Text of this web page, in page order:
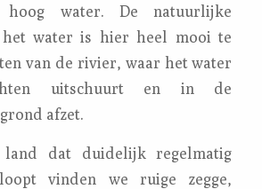
hoog water. De natuurlijke
het water is hier heel mooi te
van de rivier, waar het water
uitschuurt en in de
afzet.
dat duidelijk regelmatig
vinden we ruige zegge,